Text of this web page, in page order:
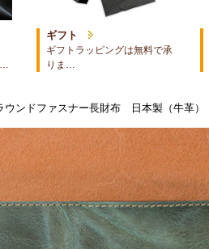
…
ギフト
ギフトラッピングは無料で承
りま…
ンドファスナー長財布 日本製（牛革）